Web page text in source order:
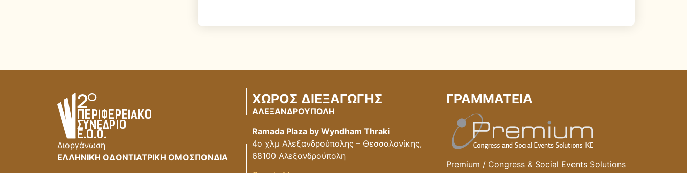
Διοργάνωση
ΕΛΛΗΝΙΚΗ ΟΔΟΝΤΙΑΤΡΙΚΗ ΟΜΟΣΠΟΝΔΙΑ
ΧΩΡΟΣ ΔΙΕΞΑΓΩΓΗΣ
ΑΛΕΞΑΝΔΡΟΥΠΟΛΗ
Ramada Plaza by Wyndham Thraki
4ο χλμ Αλεξανδρούπολης – Θεσσαλονίκης,
68100 Αλεξανδρούπολη
ΓΡΑΜΜΑΤΕΙΑ
Premium / Congress & Social Events Solutions